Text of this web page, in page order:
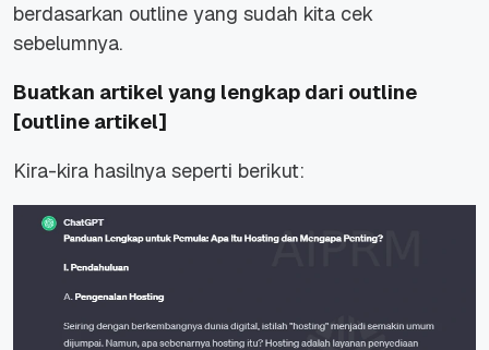
berdasarkan outline yang sudah kita cek
sebelumnya.
Buatkan artikel yang lengkap dari outline
[outline artikel]
Kira-kira hasilnya seperti berikut: